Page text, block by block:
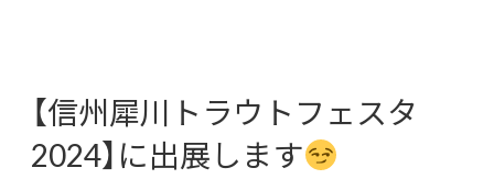
【信州犀川トラウトフェスタ
2024】に出展します